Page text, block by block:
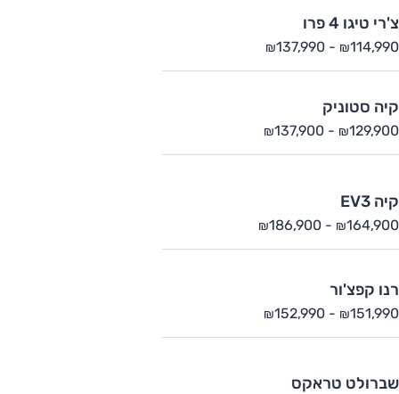
צ'רי טיגו 4 פרו
₪114,990
-
₪137,990
קיה סטוניק
₪129,900
-
₪137,900
קיה EV3
₪164,900
-
₪186,900
רנו קפצ'ור
₪151,990
-
₪152,990
שברולט טראקס